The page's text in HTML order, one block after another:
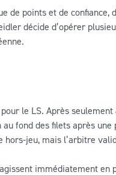
de points et de
décide d’opérer
le LS. Après
au fond des filets après
hors-jeu, mais l’arbitre
immédiatement